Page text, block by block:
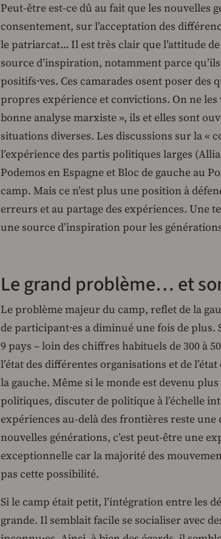
Peut-être est-ce dû au fait que les nouvelles
consentement, sur l’acceptation des
le patriarcat… Il est très clair que l’attitude
source d’inspiration, notamment parce
positifs·ves. Ces camarades osent poser
propres expérience et convictions. On ne les
bonne analyse marxiste », ils et elles sont
situations diverses. Les discussions sur la «
l’expérience des partis politiques larges
Podemos en Espagne et Bloc de gauche au
camp. Mais ce n’est plus une position à
erreurs et au partage des expériences. Une
une source d’inspiration pour les
Le grand problème… et
Le problème majeur du camp, reflet de la
de participant∙es a diminué une fois de plus.
9 pays – loin des chiffres habituels de 300 à
l’état des différentes organisations et de
la gauche. Même si le monde est devenu
politiques, discuter de politique à l’échelle
expériences au-delà des frontières reste
nouvelles générations, c’est peut-être une
exceptionnelle car la majorité des
pas cette possibilité.
Si le camp était petit, l’intégration entre les
grande. Il semblait facile se socialiser avec